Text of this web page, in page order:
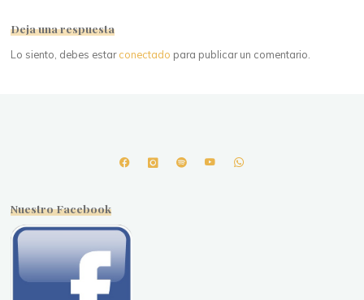
Deja una respuesta
Lo siento, debes estarconectado para publicar un comentario.
Nuestro Facebook